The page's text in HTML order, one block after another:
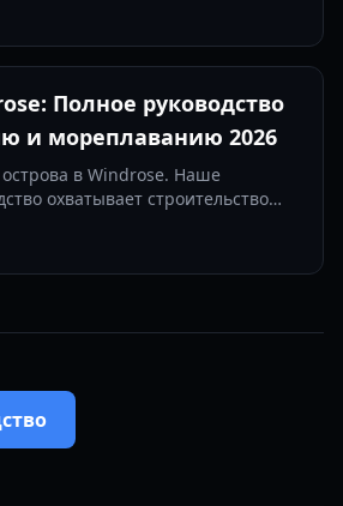
тактиках на 2026 год.
Полное руководство
и мореплаванию 2026
в Windrose. Наше
охватывает строительство